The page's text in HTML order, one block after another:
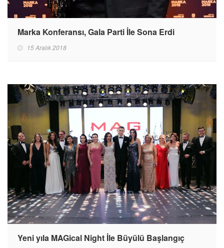
Marka Konferansı, Gala Parti İle Sona Erdi
15 Aralık 2018
Yeni yıla MAGical Night İle Büyülü Başlangıç